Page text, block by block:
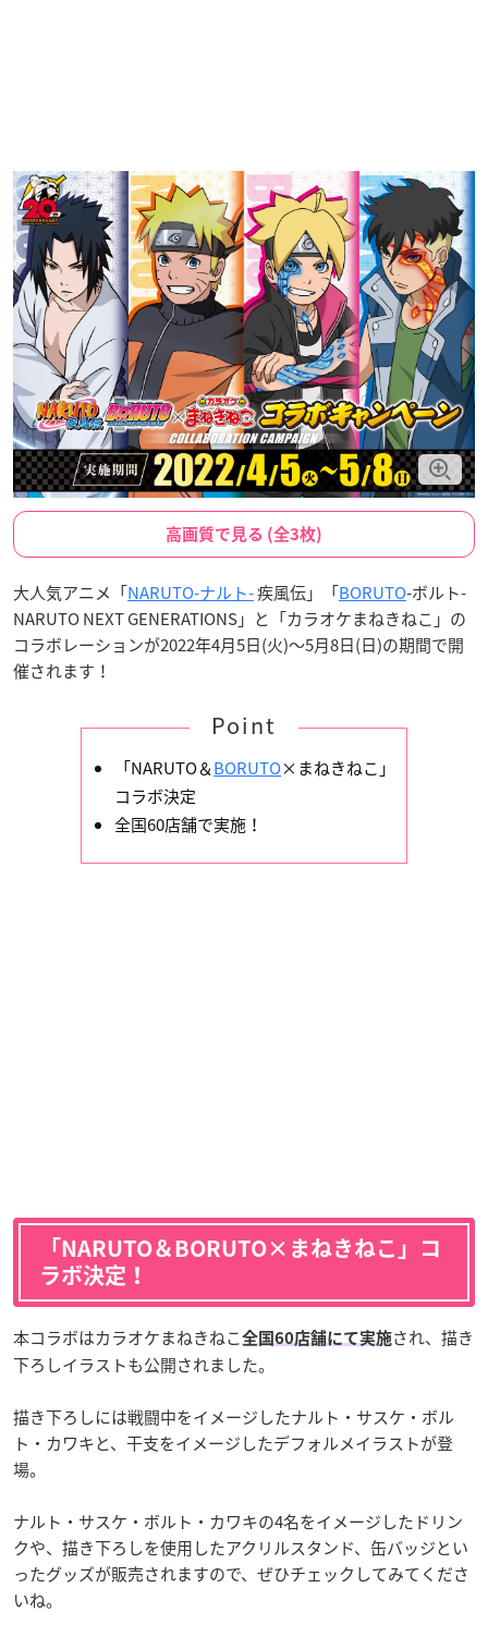
高画質で見る (全3枚)
大人気アニメ「NARUTO-ナルト-疾風伝」「BORUTO-ボルト-
NARUTO NEXT GENERATIONS」と「カラオケまねきねこ」の
コラボレーションが2022年4月5日(火)～5月8日(日)の期間で開
催されます！
Point
「NARUTO＆BORUTO×まねきねこ」
コラボ決定
全国60店舗で実施！
「NARUTO＆BORUTO×まねきねこ」コ
ラボ決定！
本コラボはカラオケまねきねこ全国60店舗にて実施され、描き
下ろしイラストも公開されました。
描き下ろしには戦闘中をイメージしたナルト・サスケ・ボル
ト・カワキと、干支をイメージしたデフォルメイラストが登
場。
ナルト・サスケ・ボルト・カワキの4名をイメージしたドリン
クや、描き下ろしを使用したアクリルスタンド、缶バッジとい
ったグッズが販売されますので、ぜひチェックしてみてくださ
いね。